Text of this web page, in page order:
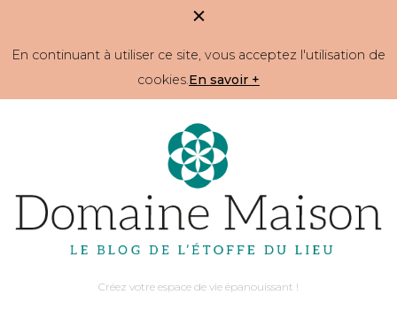
En continuant à utiliser ce site, vous acceptez l'utilisation de
cookies.En savoir +
Créez votre espace de vie épanouissant !